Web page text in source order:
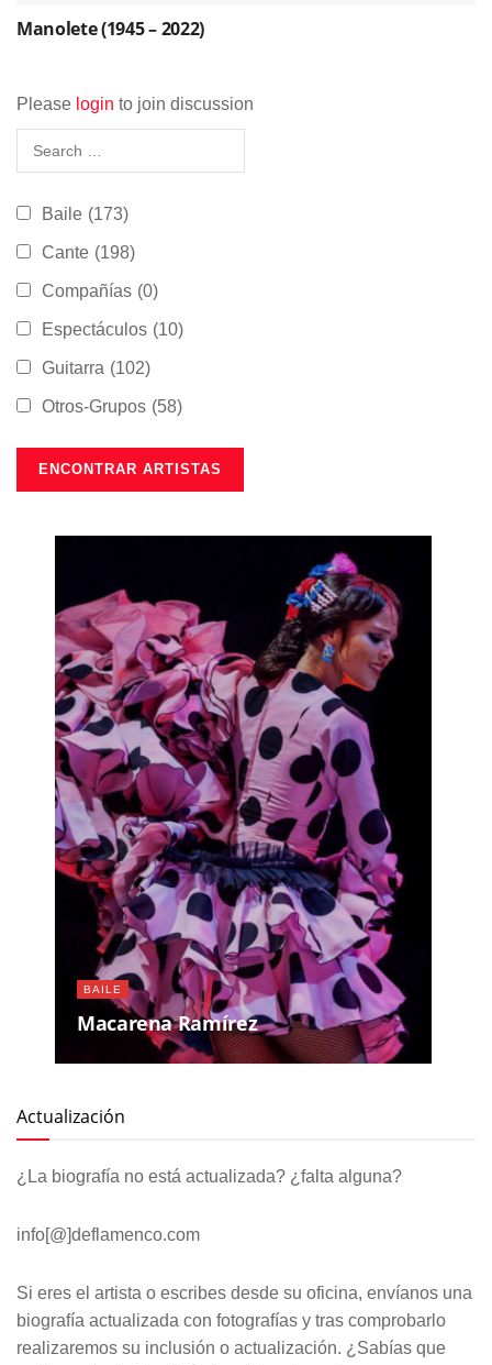
Manolete (1945 – 2022)
Please login to join discussion
Baile (173)
Cante (198)
Compañías (0)
Espectáculos (10)
Guitarra (102)
Otros-Grupos (58)
BAILE
Macarena Ramírez
Actualización
¿La biografía no está actualizada? ¿falta alguna?
info[@]deflamenco.com
Si eres el artista o escribes desde su oficina, envíanos una
biografía actualizada con fotografías y tras comprobarlo
realizaremos su inclusión o actualización. ¿Sabías que